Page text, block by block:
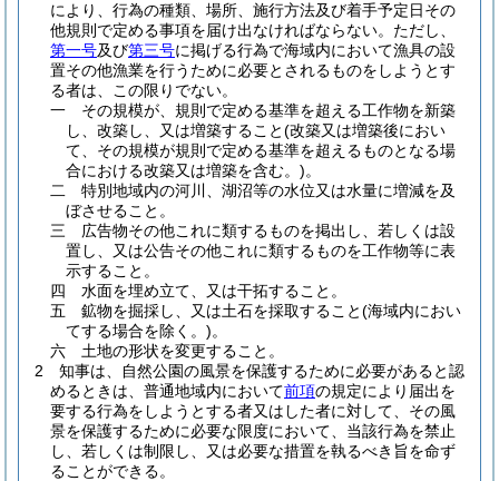
により、行為の種類、場所、施行方法及び着手予定日その
他規則で定める事項を届け出なければならない。 ただし、
第一号及び第三号に掲げる行為で海域内において漁具の設
置その他漁業を行うために必要とされるものをしようとす
る者は、この限りでない。
一
その規模が、規則で定める基準を超える工作物を新築
し、改築し、又は増築すること(改築又は増築後におい
て、その規模が規則で定める基準を超えるものとなる場
合における改築又は増築を含む。)。
二
特別地域内の河川、湖沼等の水位又は水量に増減を及
ぼさせること。
三
広告物その他これに類するものを掲出し、若しくは設
置し、又は公告その他これに類するものを工作物等に表
示すること。
四
水面を埋め立て、又は干拓すること。
五
鉱物を掘採し、又は土石を採取すること(海域内におい
てする場合を除く。)。
六
土地の形状を変更すること。
2
知事は、自然公園の風景を保護するために必要があると認
めるときは、普通地域内において前項の規定により届出を
要する行為をしようとする者又はした者に対して、その風
景を保護するために必要な限度において、当該行為を禁止
し、若しくは制限し、又は必要な措置を執るべき旨を命ず
ることができる。